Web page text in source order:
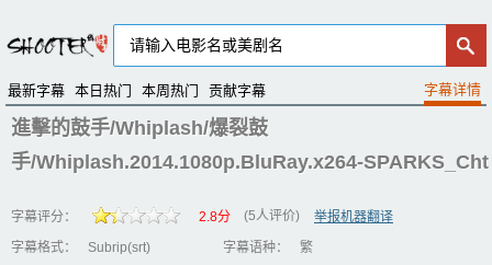
最新字幕 本日热门 本周热门 贡献字幕
進擊的鼓手/Whiplash/爆裂鼓
手/Whiplash.2014.1080p.BluRay.x264-SPARKS_Cht
字幕评分： 2.8分 (5人评价)
举报机器翻译
字幕格式：
Subrip(srt) 字幕语种：
繁